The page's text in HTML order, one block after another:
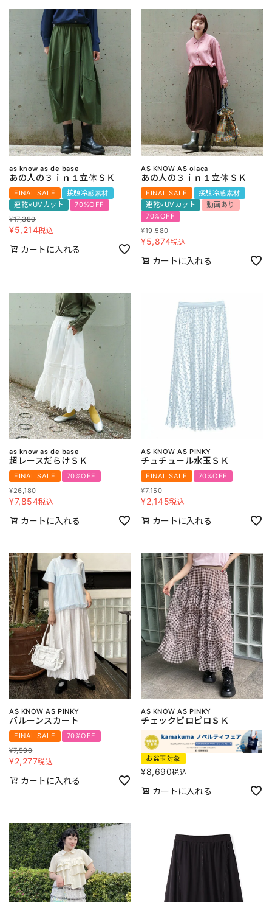
as know as de base
あの人の３ｉｎ１立体ＳＫ
FINAL SALE
接触冷感素材
速乾×UVカット
70%OFF
¥17,380
¥5,214税込
カートに入れる
AS KNOW AS olaca
あの人の３ｉｎ１立体ＳＫ
FINAL SALE
接触冷感素材
速乾×UVカット
動画あり
70%OFF
¥19,580
¥5,874税込
カートに入れる
as know as de base
超レースだらけＳＫ
FINAL SALE
70%OFF
¥26,180
¥7,854税込
カートに入れる
AS KNOW AS PINKY
チュチュール水玉ＳＫ
FINAL SALE
70%OFF
¥7,150
¥2,145税込
カートに入れる
AS KNOW AS PINKY
バルーンスカート
FINAL SALE
70%OFF
¥7,590
¥2,277税込
カートに入れる
AS KNOW AS PINKY
チェックピロピロＳＫ
お盆玉対象
¥8,690税込
カートに入れる